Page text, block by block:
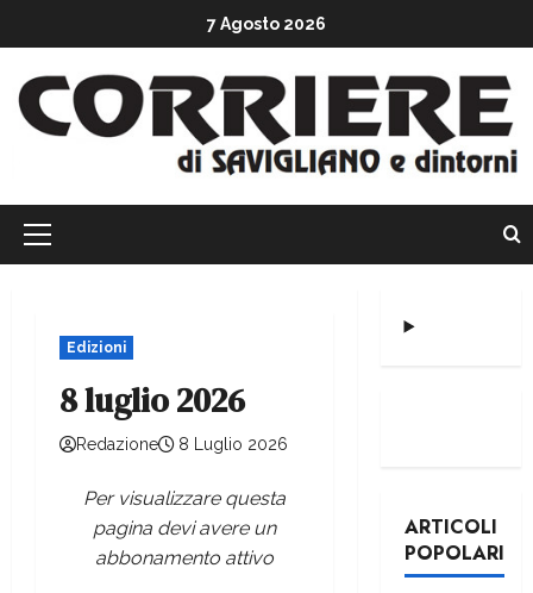
7 Agosto 2026
Edizioni
8 luglio 2026
Redazione 8 Luglio 2026
Per visualizzare questa
pagina devi avere un
abbonamento attivo
ARTICOLI
POPOLARI